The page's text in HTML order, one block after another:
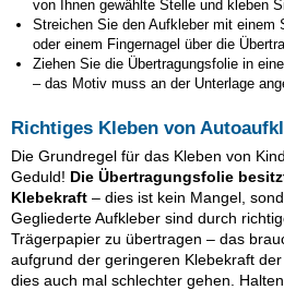
von Ihnen gewählte Stelle und kleben
Streichen Sie den Aufkleber mit einem
oder einem Fingernagel über die
Ziehen Sie die Übertragungsfolie in
– das Motiv muss an der Unterlage
Richtiges Kleben von
Die Grundregel für das Kleben von
Geduld! Die Übertragungsfolie
Klebekraft – dies ist kein Mangel,
Gegliederte Aufkleber sind durch
Trägerpapier zu übertragen – das
aufgrund der geringeren Klebekraft
dies auch mal schlechter gehen.